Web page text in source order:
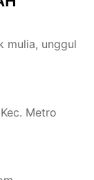
mulia, unggul
Metro